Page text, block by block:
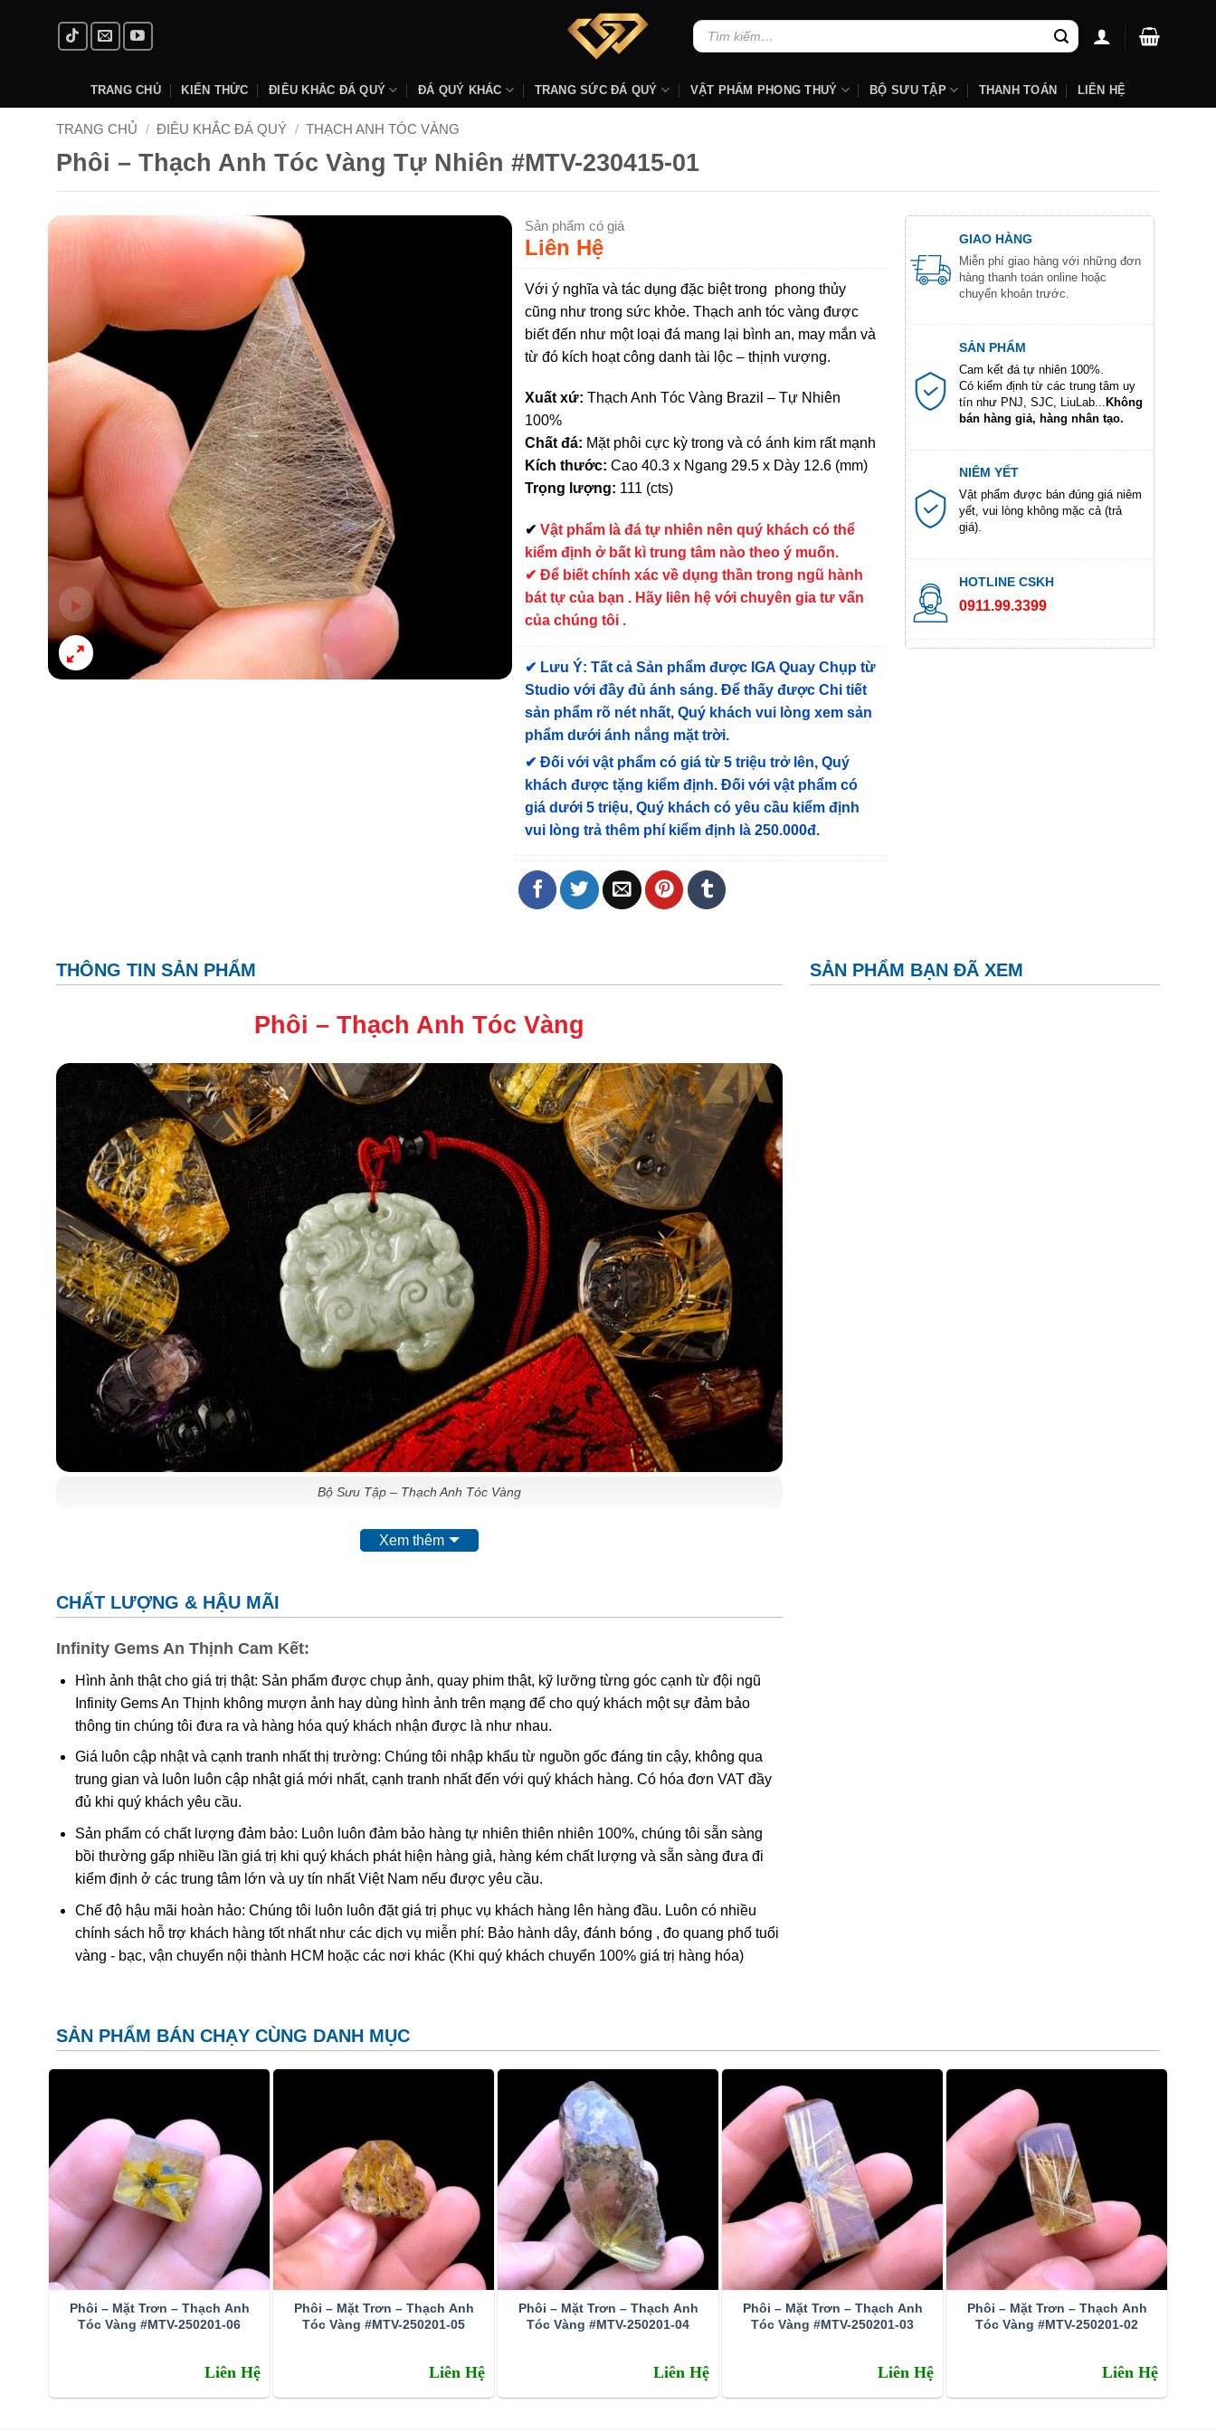
Tìm
kiếm:
TRANG CHỦ KIẾN THỨC ĐIÊU KHẮC ĐÁ QUÝ ĐÁ QUÝ KHÁC TRANG SỨC ĐÁ QUÝ VẬT PHẨM PHONG THUỶ BỘ SƯU TẬP THANH TOÁN LIÊN HỆ
TRANG CHỦ / ĐIÊU KHẮC ĐÁ QUÝ / THẠCH ANH TÓC VÀNG
Phôi – Thạch Anh Tóc Vàng Tự Nhiên #MTV-230415-01
Sản phẩm có giá
Liên Hệ
Với ý nghĩa và tác dụng đặc biệt trong phong thủy
cũng như trong sức khỏe. Thạch anh tóc vàng được
biết đến như một loại đá mang lại bình an, may mắn và
từ đó kích hoạt công danh tài lộc – thịnh vượng.
Xuất xứ: Thạch Anh Tóc Vàng Brazil – Tự Nhiên
100%
Chất đá: Mặt phôi cực kỳ trong và có ánh kim rất mạnh
Kích thước:Cao 40.3 x Ngang 29.5 x Dày 12.6 (mm)
Trọng lượng: 111 (cts)
✔Vật phẩm là đá tự nhiên nên quý khách có thể
kiểm định ở bất kì trung tâm nào theo ý muốn.
✔ Để biết chính xác về dụng thần trong ngũ hành
bát tự của bạn . Hãy liên hệ với chuyên gia tư vấn
của chúng tôi .
✔ Lưu Ý: Tất cả Sản phẩm được IGA Quay Chụp từ
Studio với đầy đủ ánh sáng. Để thấy được Chi tiết
sản phẩm rõ nét nhất, Quý khách vui lòng xem sản
phẩm dưới ánh nắng mặt trời.
✔Đối với vật phẩm có giá từ 5 triệu trở lên, Quý
khách được tặng kiểm định. Đối với vật phẩm có
giá dưới 5 triệu, Quý khách có yêu cầu kiểm định
vui lòng trả thêm phí kiểm định là 250.000đ.
GIAO HÀNG
Miễn phí giao hàng với những đơn
hàng thanh toán online hoặc
chuyển khoản trước.
SẢN PHẨM
Cam kết đá tự nhiên 100%.
Có kiểm định từ các trung tâm uy
tín như PNJ, SJC, LiuLab...
Không
bán hàng giả, hàng nhân tạo.
NIÊM YẾT
Vật phẩm được bán đúng giá niêm
yết, vui lòng không mặc cả (trả
giá).
HOTLINE CSKH
0911.99.3399
THÔNG TIN SẢN PHẨM
Phôi –Thạch Anh Tóc Vàng
Bộ Sưu Tập – Thạch Anh Tóc Vàng
là một dòng đá cao cấp trong dòng họ đá thạch anh tóc. Được nhiều người yêu
năng lượng tích cực được ứng dụng nhiều trong chữa bệnh và phong thủy. Với ý nghĩa của tóc vàng là
biểu tượng của sự phát triển, sinh sản, sự thịnh vượng, thăng tiến, giúp chủ nhân thăng hoa trong đường
tình duyên, hạnh phúc lứa đôi được yên ấm, bền vững.
nghĩa của thạch anh tóc vàng! cũng cách chọn vòng tay thạch anh tóc vàng chất lượng chuẩn 100% tự
nhiên
Thạch anh tóc vàng là gì?
Theo các nhà nghiên cứu khoa học thìđá thạch anh tóc vàngcó tên khoa học là Rutilated Quartz. Chúng là một
trong những biến thể quý hiếm thuộc họ nhà thạch anh. Vì sao Thạch anh tóc vàng lại được mệnh danh là loại
thạch anh quý hiếm do tinh thể này phải trải qua hàng chục triệu năm dưới lòng đất, dưới cường độ áp xuất và
nhiệt độ cao. Được hình thành là do có trộn lẫn các tinh thể hình kim, hình que do chất Titan Oxit trong thạch anh
cộng hưởng với các tinh thể rutile, tourmaline, feldspar. Nhìn bên ngoài thấy chúng như có các sợi nhỏ bên trong
kết hợp với hiệu ứng quang học khi tiếp xúc với ánh sáng tạo nên một vẻ đẹp khó cưỡng với bất kì ai hiểu biết về
Tinh thể góc tóc thạch anh tóc vàng thường được gọi là thạch anh tóc vàng hoa thị
Xem thêm
CHẤT LƯỢNG & HẬU MÃI
Infinity Gems An Thịnh Cam Kết:
Hình ảnh thật cho giá trị thật: Sản phẩm được chụp ảnh, quay phim thật, kỹ lưỡng từng góc cạnh từ đội ngũ
Infinity Gems An Thịnh không mượn ảnh hay dùng hình ảnh trên mạng để cho quý khách một sự đảm bảo
thông tin chúng tôi đưa ra và hàng hóa quý khách nhận được là như nhau.
Giá luôn cập nhật và cạnh tranh nhất thị trường: Chúng tôi nhập khẩu từ nguồn gốc đáng tin cậy, không qua
trung gian và luôn luôn cập nhật giá mới nhất, cạnh tranh nhất đến với quý khách hàng. Có hóa đơn VAT đầy
đủ khi quý khách yêu cầu.
Sản phẩm có chất lượng đảm bảo: Luôn luôn đảm bảo hàng tự nhiên thiên nhiên 100%, chúng tôi sẵn sàng
bồi thường gấp nhiều lần giá trị khi quý khách phát hiện hàng giả, hàng kém chất lượng và sẵn sàng đưa đi
kiểm định ở các trung tâm lớn và uy tín nhất Việt Nam nếu được yêu cầu.
Chế độ hậu mãi hoàn hảo: Chúng tôi luôn luôn đặt giá trị phục vụ khách hàng lên hàng đầu. Luôn có nhiều
chính sách hỗ trợ khách hàng tốt nhất như các dịch vụ miễn phí: Bảo hành dây, đánh bóng , đo quang phổ tuổi
vàng - bạc, vận chuyển nội thành HCM hoặc các nơi khác (Khi quý khách chuyển 100% giá trị hàng hóa)
SẢN PHẨM BẠN ĐÃ XEM
SẢN PHẨM BÁN CHẠY CÙNG DANH MỤC
Phôi – Mặt Trơn – Thạch Anh
Tóc Vàng #MTV-250201-06
Liên Hệ
Phôi – Mặt Trơn – Thạch Anh
Tóc Vàng #MTV-250201-05
Liên Hệ
Phôi – Mặt Trơn – Thạch Anh
Tóc Vàng #MTV-250201-04
Liên Hệ
Phôi – Mặt Trơn – Thạch Anh
Tóc Vàng #MTV-250201-03
Liên Hệ
Phôi – Mặt Trơn – Thạch Anh
Tóc Vàng #MTV-250201-02
Liên Hệ